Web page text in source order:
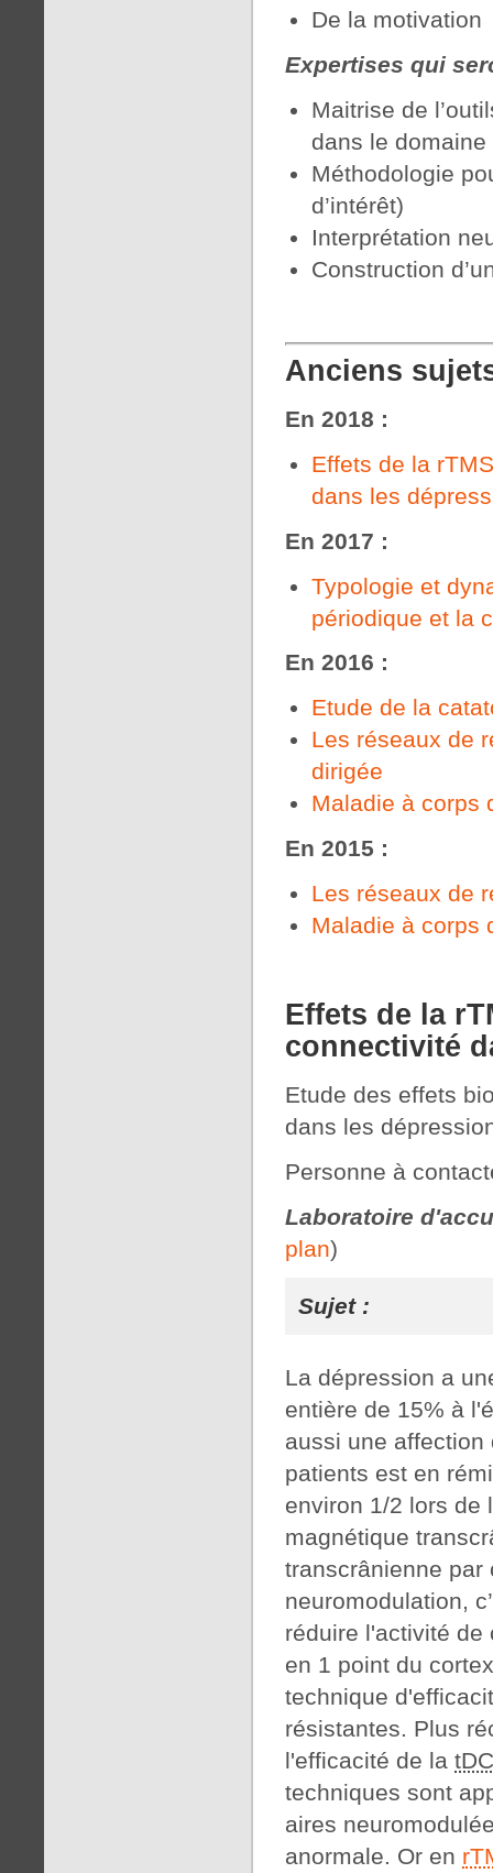
De la motivation
Expertises qui
Maitrise de
dans le domaine
Méthodologie
d’intérêt)
Interprétation
Construction
Anciens
En 2018 :
Effets de la
dans les
En 2017 :
Typologie et
périodique et la
En 2016 :
Etude de la
Les réseaux de
dirigée
Maladie à corps
En 2015 :
Les réseaux de
Maladie à corps
Effets de la
connectivité
Etude des effets
dans les
Personne à
Laboratoire
plan)
Sujet :
La dépression a
entière de 15% à
aussi une
patients est en
environ 1/2 lors
magnétique
transcrânienne par
neuromodulation,
réduire l'activité
en 1 point du
technique
résistantes. Plus
l'efficacité de la
techniques sont
aires
anormale. Or en